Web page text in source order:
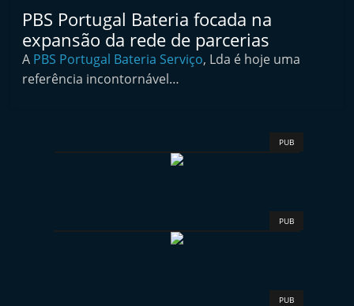
r
k
e
t
PBS Portugal Bateria focada na
expansão da rede de parcerias
A PBS Portugal Bateria Serviço, Lda é hoje uma
referência incontornável…
PUB
PUB
PUB